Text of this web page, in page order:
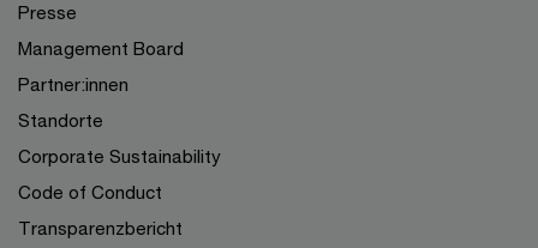
Presse
Management Board
Partner:innen
Standorte
Corporate Sustainability
Code of Conduct
Transparenzbericht